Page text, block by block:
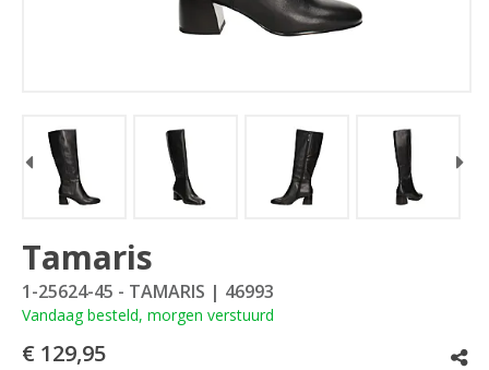
Tamaris
1-25624-45 - TAMARIS | 46993
Vandaag besteld, morgen verstuurd
€ 129,95